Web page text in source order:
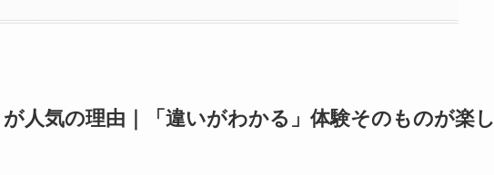
人気の理由｜「違いがわかる」体験そのものが楽し